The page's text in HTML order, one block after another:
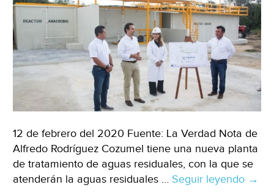
más
que
el
año
anterior
(Aguas
Residuales)
12 de febrero del 2020 Fuente: La Verdad Nota de
Alfredo Rodríguez Cozumel tiene una nueva planta
de tratamiento de aguas residuales, con la que se
atenderán la aguas residuales … Seguir leyendo →